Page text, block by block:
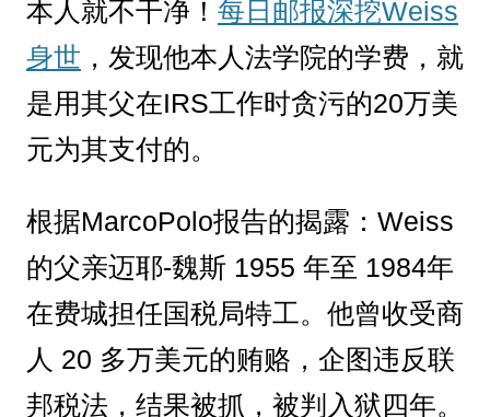
本人就不干净！ 每日邮报深挖Weiss
身世 ，发现他本人法学院的学费，就
是用其父在IRS工作时贪污的20万美
元为其支付的。
根据MarcoPolo报告的揭露：Weiss
的父亲迈耶-魏斯 1955 年至 1984年
在费城担任国税局特工。他曾收受商
人 20 多万美元的贿赂，企图违反联
邦税法，结果被抓，被判入狱四年。